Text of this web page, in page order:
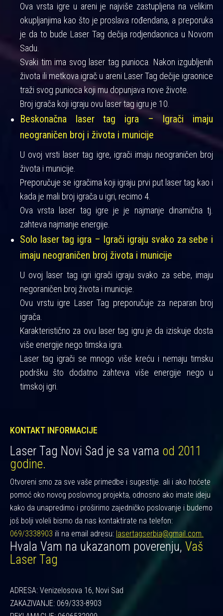
Ova vrsta igre u areni je najviše zastupljena na velikim
okupljanjima kao što je proslava rođendana, a preporuka
je da to bude Laser Tag dečija rodjendaonica u Novom
Sadu.
Svaki tim ima svog laser tag punioca. Nakon izgubljenih
života ili metkova igrač u areni Laser Tag dečije igraonice
traži svog punioca koji mu dopunjava nove živote.
Broj igrača koji igraju ovu laser tag igru je 10.
Beskonačna laser tag igra – Igrači imaju
neograničen broj i života i municije
U ovoj vrsti laser tag igre, igrači imaju neograničen broj
života i municije.
Preporučuje se igračima koji igraju prvi put laser tag kao i
kada je mali broj igrača u igri, recimo 4.
Ova vrsta laser tag igre je je najmanje dinamična tj.
zahteva najmanje energije.
Solo laser tag igra – Igrači igraju svako za sebe i
imaju neograničen broj života i municije
U ovoj laser tag igri igrači igraju svako za sebe, imaju
negoraničen broj života i municije.
Ovu vrstu igre Laser Tag preporučuje za neparan broj
igrača.
Karakteristično za ovu laser tag igru je da iziskuje dosta
više energije nego timska igra.
Laser tag igrači se mnogo više kreću i nemaju timsku
podršku što dodatno zahteva više energije nego u
timskoj igri.
KONTAKT INFORMACIJE
Laser Tag Novi Sad je sa vama od 2011
godine.
Otvoreni smo za sve vaše primedbe i sugestije. ali i ako hoćete
pomoć oko novog poslovnog projekta, odnosno ako imate ideju
kako da unapredimo i proširimo zajedničko poslovanje i budemo
još bolji voleli bismo da nas kontaktirate na telefon:
069/3338903 ili na email adresu: lasertagserbia@gmail.com.
Hvala Vam na ukazanom poverenju, Vaš
Laser Tag
ADRESA: Venizelosova 16, Novi Sad
ZAKAZIVANJE: 069/333-8903